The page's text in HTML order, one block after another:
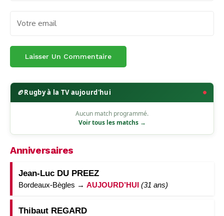
🏉Rugby à la TV aujourd'hui
Aucun match programmé.
Voir tous les matchs →
Anniversaires
Jean-Luc DU PREEZ
Bordeaux-Bègles → AUJOURD’HUI (31 ans)
Thibaut REGARD